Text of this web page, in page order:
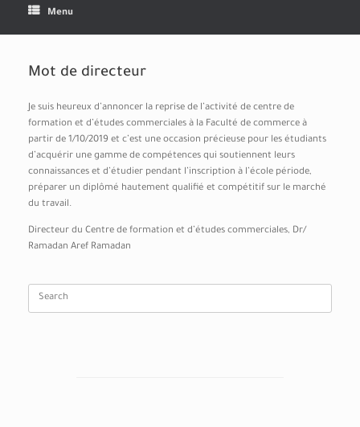
Menu
Mot de directeur
Je suis heureux d’annoncer la reprise de l’activité de centre de
formation et d’études commerciales à la Faculté de commerce à
partir de 1/10/2019 et c’est une occasion précieuse pour les étudiants
d’acquérir une gamme de compétences qui soutiennent leurs
connaissances et d’étudier pendant l’inscription à l’école période,
préparer un diplômé hautement qualifié et compétitif sur le marché
du travail.
Directeur du Centre de formation et d’études commerciales, Dr/
Ramadan Aref Ramadan
Search